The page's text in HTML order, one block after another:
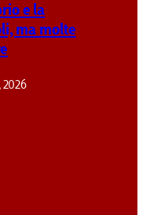
7, 2019
e la
ma molte
2026